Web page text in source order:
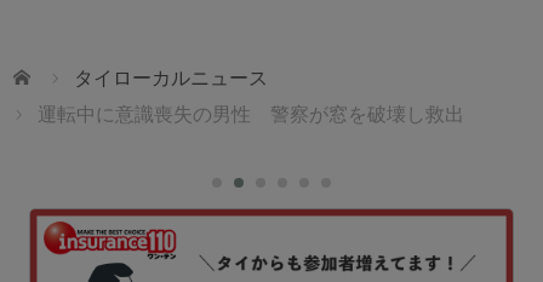
ホーム
タイローカルニュース
運転中に意識喪失の男性 警察が窓を破壊し救出